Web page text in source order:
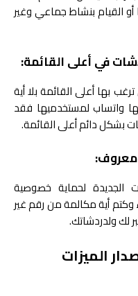
القيام بنشاط جماعي وغير
في أعلى القائمة:
بها أعلى القائمة بلا أية
واتساب لمستخدميها فقد
بشكل دائم أعلى القائمة.
معروف:
لحماية خصوصية
وكتم أية مكالمة من رقم غير
لك ولدردشاتك.
الميزات